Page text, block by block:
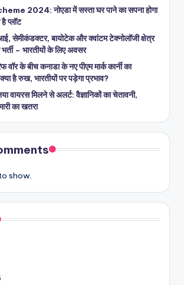
2024: नोएडा में सस्ता घर पाने का सपना होगा
प्लॉट
सेमीकंडक्टर, बायोटेक और क्वांटम टेक्नोलॉजी क्षेत्र
– भारतीयों के लिए अवसर
वॉर के बीच कनाडा के नए पीएम मार्क कार्नी का
है रुख, भारतीयों पर पड़ेगा प्रभाव?
वायरस मिलने से अलर्ट: वैज्ञानिकों का चेतावनी,
का खतरा
show.